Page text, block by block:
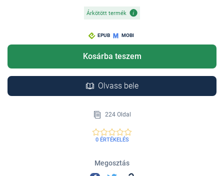
Árkötött termék
EPUB MOBI
Kosárba teszem
Olvass bele
224 Oldal
0 ÉRTÉKELÉS
Megosztás